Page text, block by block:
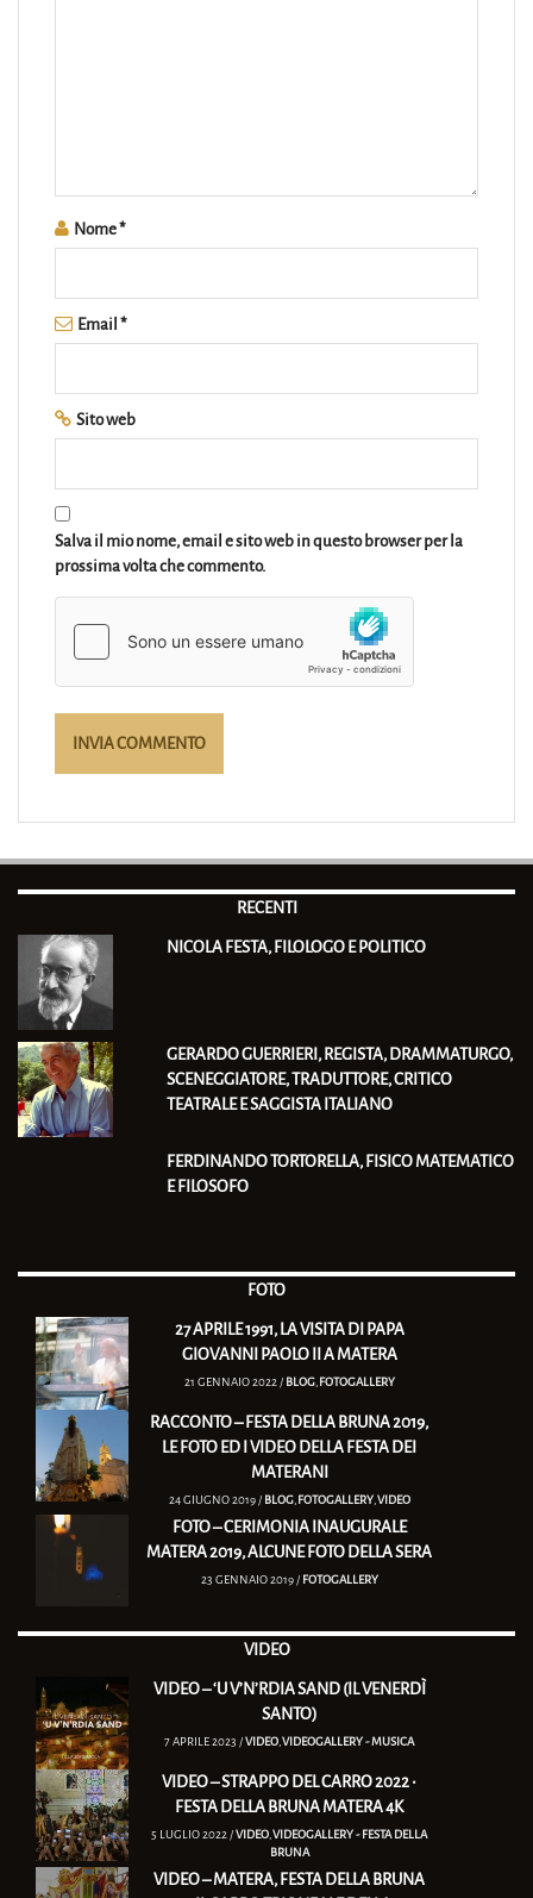
Nome*
Email *
Sito web
Salva il mio nome, email e sito web in questo browser per la
prossima volta che commento.
RECENTI
NICOLA FESTA, FILOLOGO E POLITICO
GERARDO GUERRIERI, REGISTA, DRAMMATURGO,
SCENEGGIATORE, TRADUTTORE, CRITICO
TEATRALE E SAGGISTA ITALIANO
FERDINANDO TORTORELLA, FISICO MATEMATICO
E FILOSOFO
FOTO
27 APRILE 1991, LA VISITA DI PAPA
GIOVANNI PAOLO II A MATERA
21 GENNAIO 2022 / BLOG, FOTOGALLERY
RACCONTO – FESTA DELLA BRUNA 2019,
LE FOTO ED I VIDEO DELLA FESTA DEI
MATERANI
24 GIUGNO 2019 / BLOG, FOTOGALLERY, VIDEO
FOTO – CERIMONIA INAUGURALE
MATERA 2019, ALCUNE FOTO DELLA SERA
23 GENNAIO 2019 / FOTOGALLERY
VIDEO
VIDEO – ‘U V’N’RDIA SAND (IL VENERDÌ
SANTO)
7 APRILE 2023 /VIDEO,VIDEOGALLERY - MUSICA
VIDEO – STRAPPO DEL CARRO 2022 •
FESTA DELLA BRUNA MATERA 4K
5 LUGLIO 2022 /VIDEO ,VIDEOGALLERY - FESTA DELLA
BRUNA
VIDEO – MATERA, FESTA DELLA BRUNA